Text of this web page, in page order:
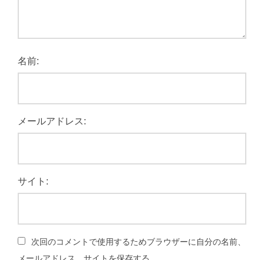
名前:
メールアドレス:
サイト:
次回のコメントで使用するためブラウザーに自分の名前、
メールアドレス、サイトを保存する。